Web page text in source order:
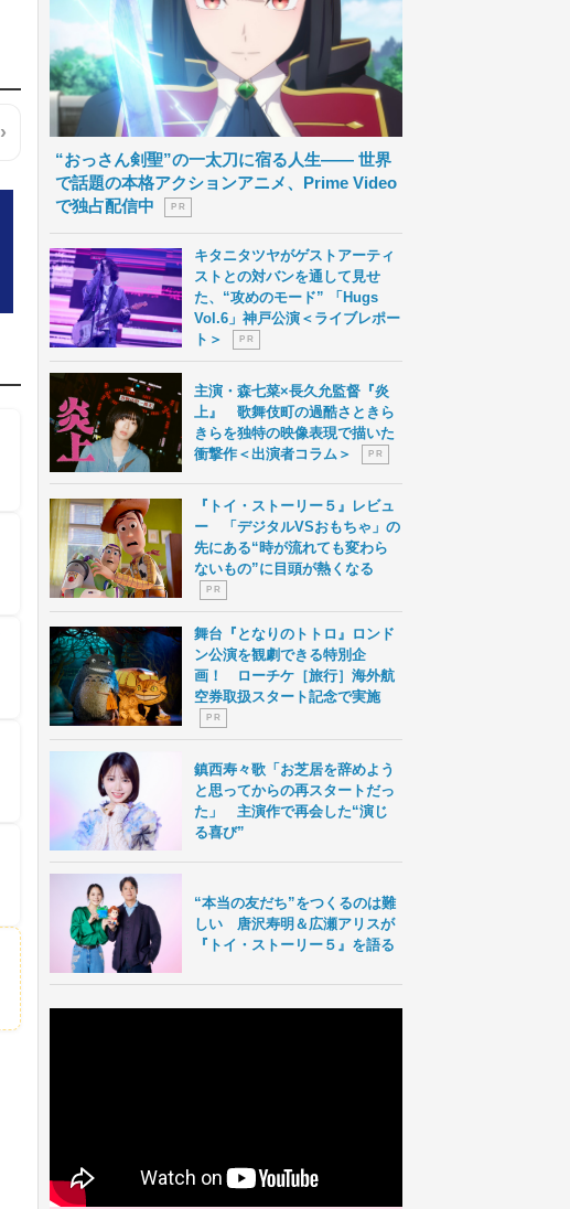
“おっさん剣聖”の一太刀に宿る人生―― 世界
で話題の本格アクションアニメ、Prime Video
で独占配信中
P R
キタニタツヤがゲストアーティ
ストとの対バンを通して見せ
た、“攻めのモード” 「Hugs
Vol.6」神戸公演＜ライブレポー
ト＞
P R
主演・森七菜×長久允監督『炎
上』 歌舞伎町の過酷さときら
きらを独特の映像表現で描いた
衝撃作＜出演者コラム＞
P R
『トイ・ストーリー５』レビュ
ー 「デジタルVSおもちゃ」の
先にある“時が流れても変わら
ないもの”に目頭が熱くなる
P R
舞台『となりのトトロ』ロンド
ン公演を観劇できる特別企
画！ ローチケ［旅行］海外航
空券取扱スタート記念で実施
P R
鎮西寿々歌「お芝居を辞めよう
と思ってからの再スタートだっ
た」 主演作で再会した“演じ
る喜び”
“本当の友だち”をつくるのは難
しい 唐沢寿明＆広瀬アリスが
『トイ・ストーリー５』を語る